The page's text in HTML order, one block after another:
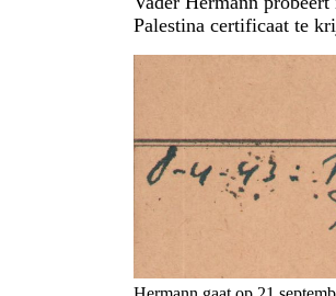
Palestina certificaat te